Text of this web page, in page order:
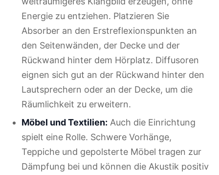
Energie zu entziehen. Platzieren Sie
Absorber an den Erstreflexionspunkten an
den Seitenwänden, der Decke und der
Rückwand hinter dem Hörplatz. Diffusoren
eignen sich gut an der Rückwand hinter den
Lautsprechern oder an der Decke, um die
Räumlichkeit zu erweitern.
Möbel und Textilien: Auch die Einrichtung
spielt eine Rolle. Schwere Vorhänge,
Teppiche und gepolsterte Möbel tragen zur
Dämpfung bei und können die Akustik positiv